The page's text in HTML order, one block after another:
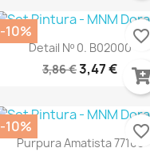
Detail Nº 0. B02000
3,86 €3,47 €
-10% favorite_border
Purpura Amatista 77108
-10% favorite_border